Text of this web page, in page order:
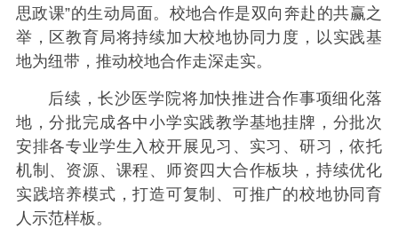
思政课”的生动局面。校地合作是双向奔赴的共赢之
举，区教育局将持续加大校地协同力度，以实践基
地为纽带，推动校地合作走深走实。
后续，长沙医学院将加快推进合作事项细化落
地，分批完成各中小学实践教学基地挂牌，分批次
安排各专业学生入校开展见习、实习、研习，依托
机制、资源、课程、师资四大合作板块，持续优化
实践培养模式，打造可复制、可推广的校地协同育
人示范样板。